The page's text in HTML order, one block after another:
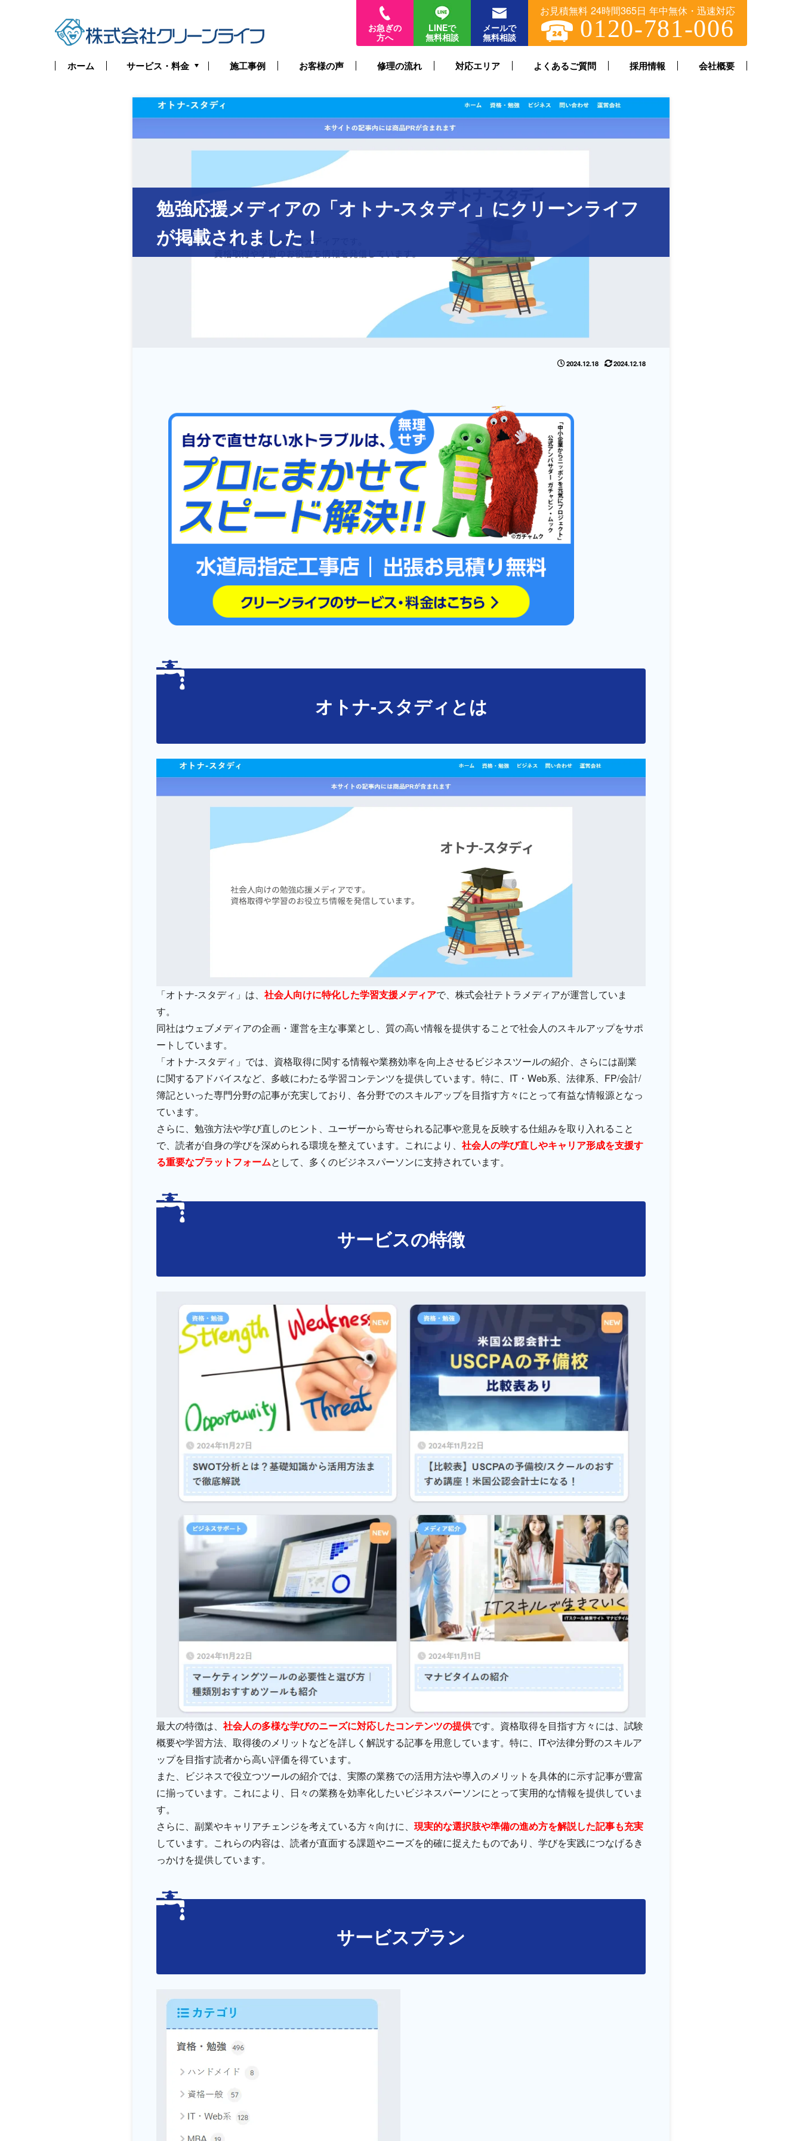
お急ぎの
方へ
LINEで
無料相談
メールで
無料相談
お見積無料 24時間365日 年中無休・迅速対応
0120-781-006
ホーム サービス・料金
お風呂つまり・水漏れ
給湯器の修理・交換
排水管つまり・水漏れ
水道管つまり・水漏れ
施工事例 お客様の声 修理の流れ 対応エリア よくあるご質問 採用情報 会社概要
勉強応援メディアの「オトナ-スタディ」にクリーンライフ
が掲載されました！
2024.12.18 2024.12.18
オトナ-スタディとは
「オトナ-スタディ」は、 社会人向けに特化した学習支援メディアで、株式会社テトラメディアが運営していま
す。
同社はウェブメディアの企画・運営を主な事業とし、質の高い情報を提供することで社会人のスキルアップをサポ
ートしています。
「オトナ-スタディ」では、資格取得に関する情報や業務効率を向上させるビジネスツールの紹介、さらには副業
に関するアドバイスなど、多岐にわたる学習コンテンツを提供しています。特に、IT・Web系、法律系、FP/会計/
簿記といった専門分野の記事が充実しており、各分野でのスキルアップを目指す方々にとって有益な情報源となっ
ています。
さらに、勉強方法や学び直しのヒント、ユーザーから寄せられる記事や意見を反映する仕組みを取り入れること
で、読者が自身の学びを深められる環境を整えています。これにより、 社会人の学び直しやキャリア形成を支援す
る重要なプラットフォームとして、多くのビジネスパーソンに支持されています。
サービスの特徴
最大の特徴は、 社会人の多様な学びのニーズに対応したコンテンツの提供です。資格取得を目指す方々には、試験
概要や学習方法、取得後のメリットなどを詳しく解説する記事を用意しています。特に、ITや法律分野のスキルア
ップを目指す読者から高い評価を得ています。
また、ビジネスで役立つツールの紹介では、実際の業務での活用方法や導入のメリットを具体的に示す記事が豊富
に揃っています。これにより、日々の業務を効率化したいビジネスパーソンにとって実用的な情報を提供していま
す。
さらに、副業やキャリアチェンジを考えている方々向けに、 現実的な選択肢や準備の進め方を解説した記事も充実
しています。これらの内容は、読者が直面する課題やニーズを的確に捉えたものであり、学びを実践につなげるき
っかけを提供しています。
サービスプラン